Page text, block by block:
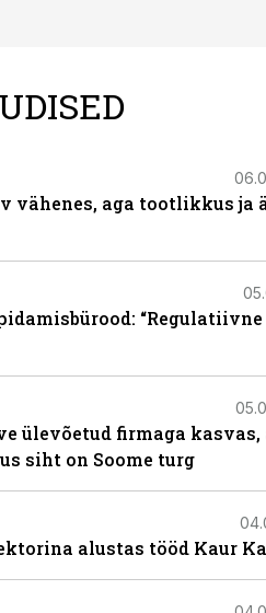
vähenes, aga tootlikkus ja
ülevõetud firmaga kasvas,
siht on Soome turg
alustas tööd Kaur